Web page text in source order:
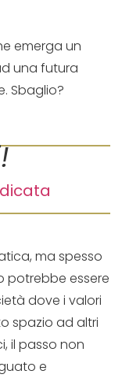
emerga un
una futura
Sbaglio?
ma spesso
potrebbe essere
dove i valori
spazio ad altri
il passo non
e